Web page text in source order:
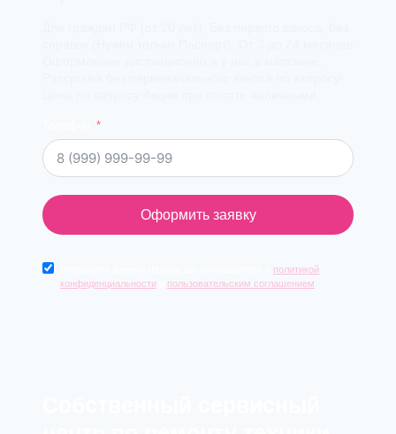
Оформить заявку
политикой
конфиденциальности
пользовательским соглашением